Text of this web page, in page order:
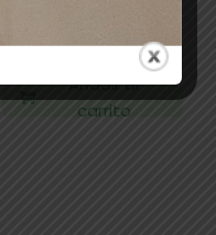
CUT 5,5″ 31555 ASUER
59,00€52,10€
Añadir al
carrito